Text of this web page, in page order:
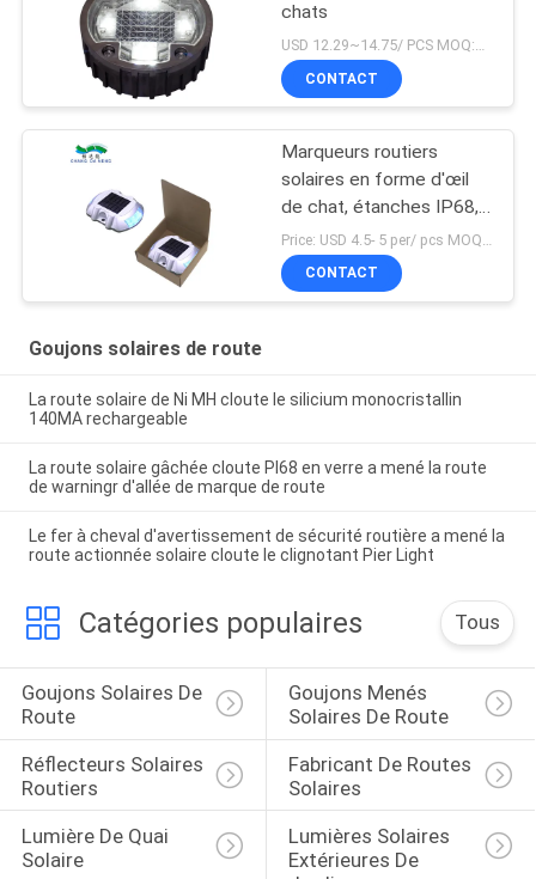
chats
CONTACT
Marqueurs routiers
solaires en forme d'œil
de chat, étanches IP68,
deux modes
CONTACT
Goujons solaires de route
La route solaire de Ni MH cloute le silicium monocristallin
140MA rechargeable
La route solaire gâchée cloute PI68 en verre a mené la route
de warningr d'allée de marque de route
Le fer à cheval d'avertissement de sécurité routière a mené la
route actionnée solaire cloute le clignotant Pier Light
Catégories populaires Tous
Goujons Solaires De
Route
Goujons Menés
Solaires De Route
Réflecteurs Solaires
Routiers
Fabricant De Routes
Solaires
Lumière De Quai
Solaire
Lumières Solaires
Extérieures De